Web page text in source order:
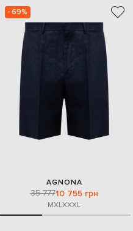
- 69%
AGNONA
35 77710 755 грн
MXLXXXL